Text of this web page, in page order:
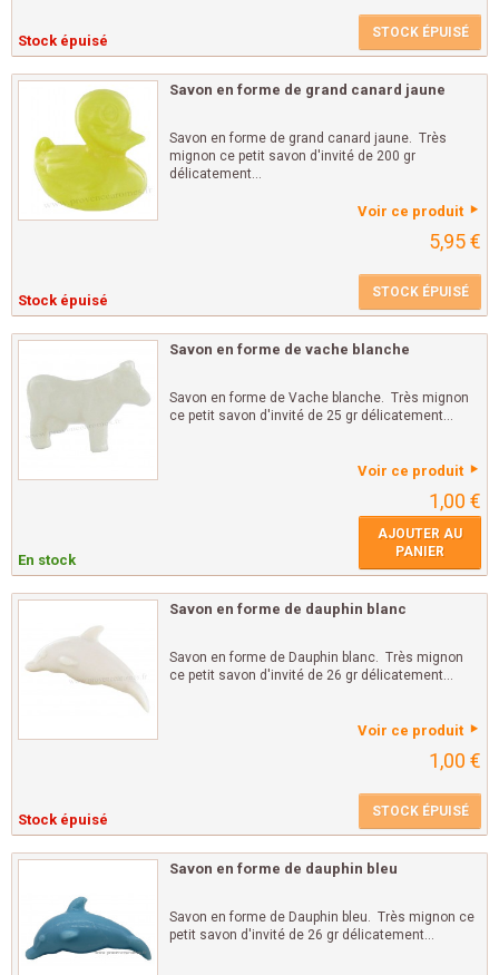
Stock épuisé STOCK ÉPUISÉ
Savon en forme de grand canard jaune
Savon en forme de grand canard jaune. Très
mignon ce petit savon d'invité de 200 gr
délicatement...
Voir ce produit
5,95 €
Stock épuisé STOCK ÉPUISÉ
Savon en forme de vache blanche
Savon en forme de Vache blanche. Très mignon
ce petit savon d'invité de 25 gr délicatement...
Voir ce produit
1,00 €
En stock
AJOUTER AU
PANIER
Savon en forme de dauphin blanc
Savon en forme de Dauphin blanc. Très mignon
ce petit savon d'invité de 26 gr délicatement...
Voir ce produit
1,00 €
Stock épuisé STOCK ÉPUISÉ
Savon en forme de dauphin bleu
Savon en forme de Dauphin bleu. Très mignon ce
petit savon d'invité de 26 gr délicatement...